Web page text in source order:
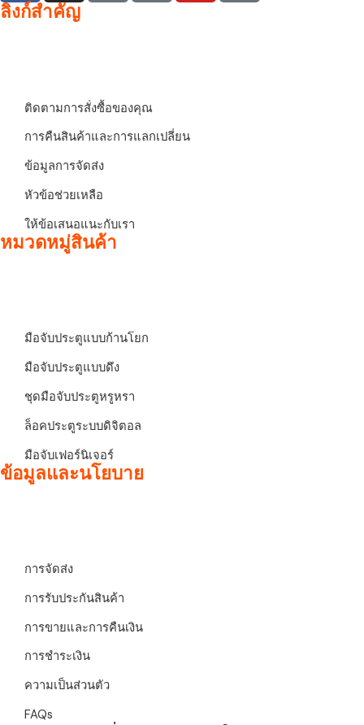
ลิงก์สำคัญ
ติดตามการสั่งซื้อของคุณ
การคืนสินค้าและการแลกเปลี่ยน
ข้อมูลการจัดส่ง
หัวข้อช่วยเหลือ
ให้ข้อเสนอแนะกับเรา
หมวดหมู่สินค้า
มือจับประตูแบบก้านโยก
มือจับประตูแบบดึง
ชุดมือจับประตูหรูหรา
ล็อคประตูระบบดิจิตอล
มือจับเฟอร์นิเจอร์
ข้อมูลและนโยบาย
การจัดส่ง
การรับประกันสินค้า
การขายและการคืนเงิน
การชำระเงิน
ความเป็นส่วนตัว
FAQs